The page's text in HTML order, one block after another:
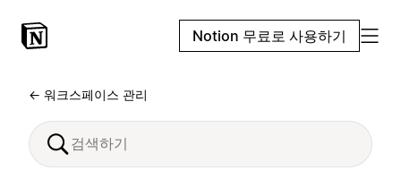
Notion 무료로 사용하기
← 워크스페이스 관리